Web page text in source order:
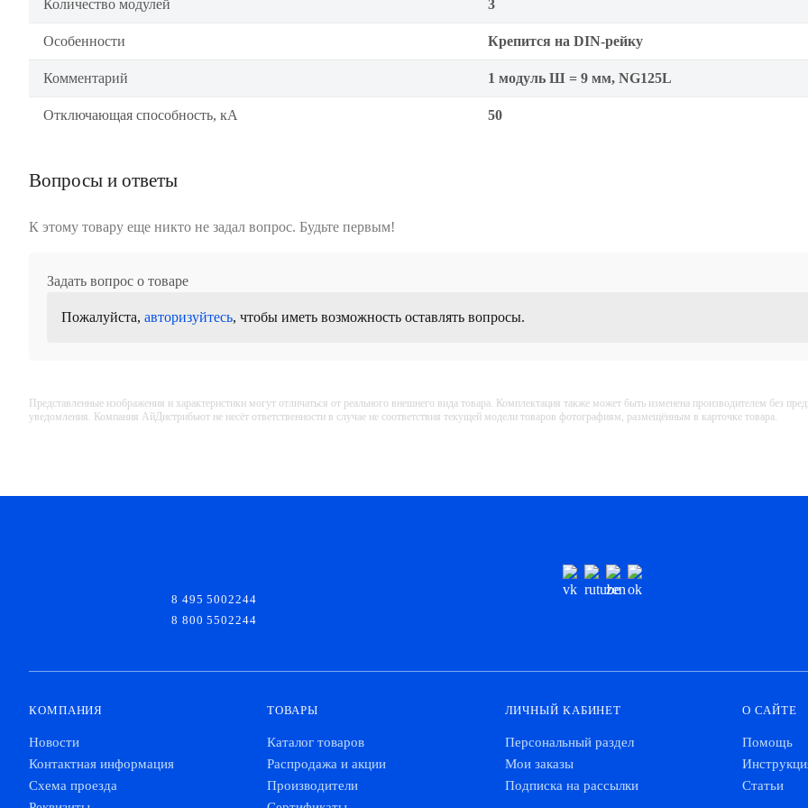
Количество модулей 3
Особенности Крепится на DIN-рейку
Комментарий 1 модуль Ш = 9 мм, NG125L
Отключающая способность, кА 50
Вопросы и ответы
К этому товару еще никто не задал вопрос. Будьте первым!
Задать вопрос о товаре
Пожалуйста, авторизуйтесь, чтобы иметь возможность оставлять вопросы.
Представленные изображения и характеристики могут отличаться от реального внешнего вида товара. Комплектация также может быть изменена производителем без
уведомления. Компания АйДистрибьют не несёт ответственности в случае не соответствия текущей модели товаров фотографиям, размещённым в карточке товара.
8 495 5002244
8 800 5502244
КОМПАНИЯ
Новости
Контактная информация
Схема проезда
ТОВАРЫ
Каталог товаров
Распродажа и акции
Производители
ЛИЧНЫЙ КАБИНЕТ
Персональный раздел
Мои заказы
Подписка на рассылки
О САЙТЕ
Помощь
Статьи